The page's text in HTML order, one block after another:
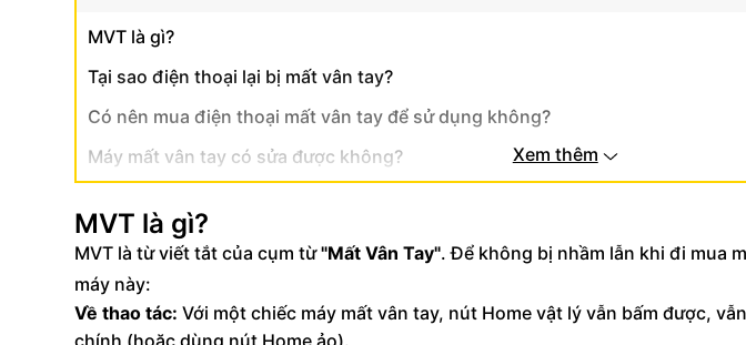
MVT là gì?
Tại sao điện thoại lại bị mất vân tay?
Có nên mua điện thoại mất vân tay để sử dụng không?
Máy mất vân tay có sửa được không?
Xem thêm
MVT là gì?
MVT là từ viết tắt của cụm từ"Mất Vân Tay". Để không bị nhầm lẫn khi đi mua
máy này:
Về thao tác: Với một chiếc máy mất vân tay, nút Home vật lý vẫn bấm được,